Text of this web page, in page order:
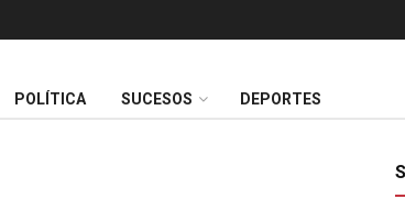
POLÍTICA SUCESOS DEPORTES